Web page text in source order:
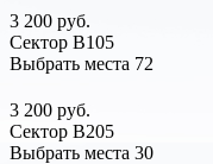
3 200 руб.
Сектор В105
Выбрать места 72
3 200 руб.
Сектор В205
Выбрать места 30